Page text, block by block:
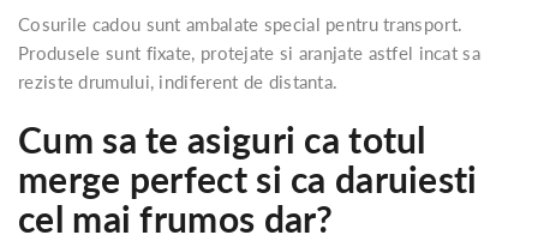
Cosurile cadou sunt ambalate special pentru transport.
Produsele sunt fixate, protejate si aranjate astfel incat sa
reziste drumului, indiferent de distanta.
Cum sa te asiguri ca totul
merge perfect si ca daruiesti
cel mai frumos dar?